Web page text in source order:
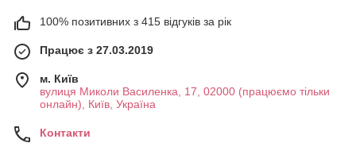
100% позитивних з 415 відгуків за рік
Працює з 27.03.2019
м. Київ
вулиця Миколи Василенка, 17, 02000 (працюємо тільки
онлайн), Київ, Україна
Контакти